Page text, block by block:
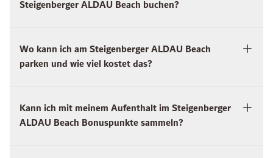
Steigenberger ALDAU Beach buchen?
Wo kann ich am Steigenberger ALDAU Beach
parken und wie viel kostet das?
Kann ich mit meinem Aufenthalt im Steigenberger
ALDAU Beach Bonuspunkte sammeln?